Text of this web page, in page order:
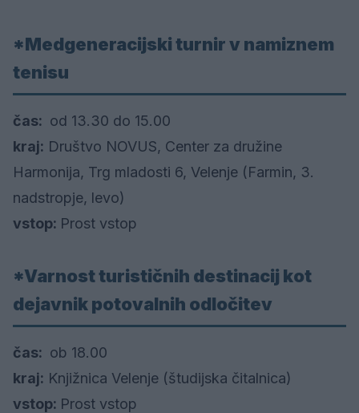
*Medgeneracijski turnir v namiznem
tenisu
čas: od 13.30 do 15.00
kraj: Društvo NOVUS, Center za družine
Harmonija, Trg mladosti 6, Velenje (Farmin, 3.
nadstropje, levo)
vstop: Prost vstop
*Varnost turističnih destinacij kot
dejavnik potovalnih odločitev
čas: ob 18.00
kraj: Knjižnica Velenje (študijska čitalnica)
vstop: Prost vstop